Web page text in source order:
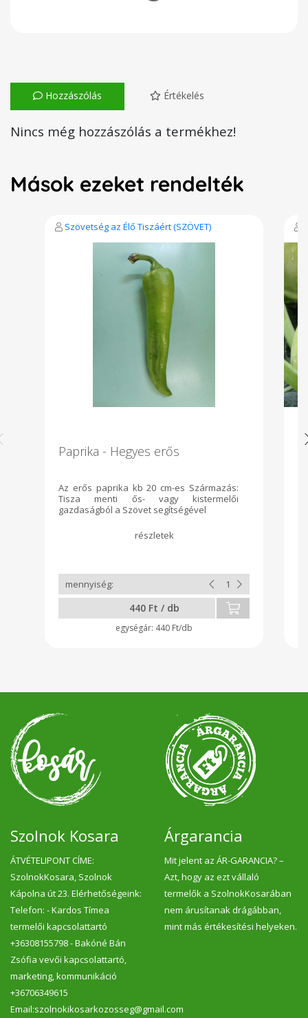
Hozzászólás Értékelés
Nincs még hozzászólás a termékhez!
Mások ezeket rendelték
Szövetség az Élő Tiszáért (SZÖVET)
Paprika - Hegyes erős
Az erős paprika kb 20 cm-es Származás:
Tisza menti ős- vagy kistermelői
gazdaságból a Szövet segítségével
440 Ft / db
440 Ft/db
Szolnok Kosara
ÁTVÉTELIPONT CÍME:
SzolnokKosara, Szolnok
Kápolna út 23. Elérhetőségeink:
Telefon: - Kardos Tímea
termelői kapcsolattartó
+36308155798 - Bakóné Bán
Zsófia vevői kapcsolattartó,
marketing, kommunikáció
+36706349615
Email:szolnokikosarkozosseg@gmail.com
Árgarancia
Mit jelent az ÁR-GARANCIA? –
Azt, hogy az ezt vállaló
termelők a SzolnokKosarában
nem árusítanak drágábban,
mint más értékesítési helyeken.